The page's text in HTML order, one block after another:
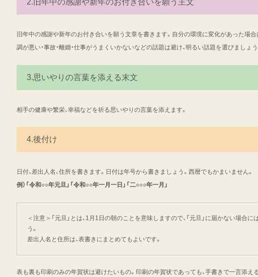
2.旧年中の感謝や新年のお付き合いを願う主文
旧年中の感謝や新年のお付き合いを願う文章を書きます。自分の環境に変化があった場
調が悪い・事故・離婚・仕事がうまくいかないなどの話題は避け、明るい話題を選びましょう
3.思いやりの言葉を添える末文
相手の健康や繁栄、幸福などを祈る思いやりの言葉を添えます。
4.後付け
日付、差出人名、住所を書きます。日付は年号から書きましょう。西暦でもかまいません。
例）「令和○○年元旦」「令和○○年一月一日」「二○○○年一月」
＜注意＞「元旦」とは、1月1日の朝のことを意味しますので、「元旦」に届かない場合に
う。
差出人名と住所は、表書きにまとめてもよいです。
表も裏も印刷のみの年賀状は避けたいもの。印刷の年賀状であっても、手書きで一言添え